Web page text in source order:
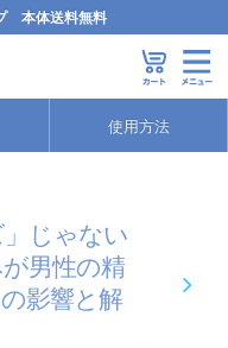
本体送料無料
使用方法
」じゃない
男性の精
影響と解